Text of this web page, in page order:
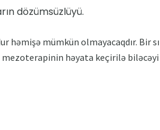
dözümsüzlüyü.
həmişə mümkün olmayacaqdır. Bir
həyata keçirilə